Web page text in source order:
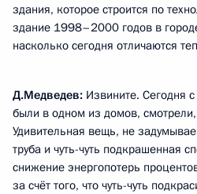
здания, которое строится по
здание 1998–2000 годов в
насколько сегодня отличаются
Д.Медведев: Извините. Сегодня
были в одном из домов, смотрели,
Удивительная вещь, не
труба и чуть-чуть подкрашенная
снижение энергопотерь
за счёт того, что чуть-чуть